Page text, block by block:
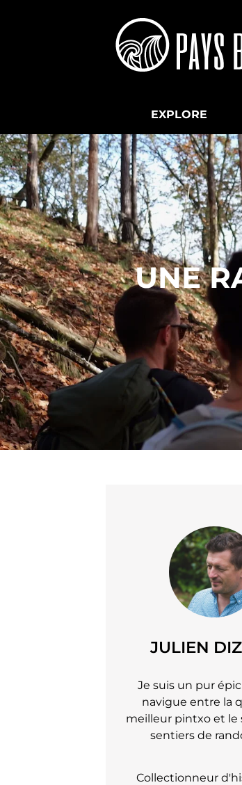
EXPLORE
UNE
JULIEN
Je suis un pur
navigue entre la
meilleur pintxo et le
sentiers de
Collectionneur